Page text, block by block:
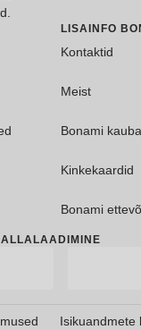
LISAINFO
Kontaktid
Meist
Bonami
Kinkekaardid
Bonami
Isikuandmete